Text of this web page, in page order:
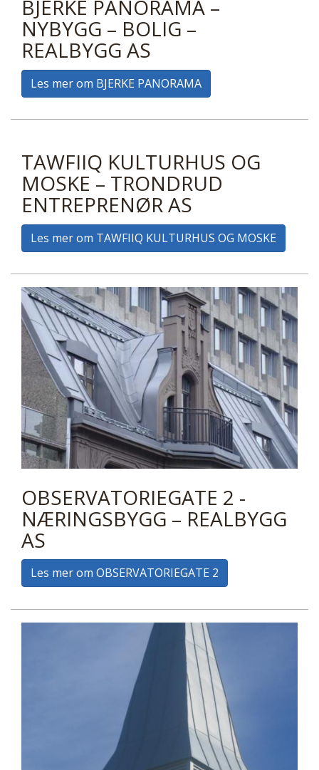
BJERKE PANORAMA –
NYBYGG – BOLIG –
REALBYGG AS
Les mer om BJERKE PANORAMA
TAWFIIQ KULTURHUS OG
MOSKE – TRONDRUD
ENTREPRENØR AS
Les mer om TAWFIIQ KULTURHUS OG MOSKE
OBSERVATORIEGATE 2 -
NÆRINGSBYGG – REALBYGG
AS
Les mer om OBSERVATORIEGATE 2